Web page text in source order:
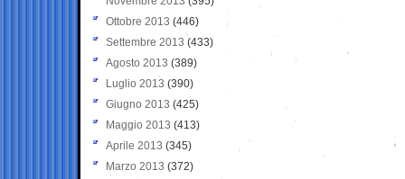
Ottobre 2013 (446)
Settembre 2013 (433)
Agosto 2013 (389)
Luglio 2013 (390)
Giugno 2013 (425)
Maggio 2013 (413)
Aprile 2013 (345)
Marzo 2013 (372)